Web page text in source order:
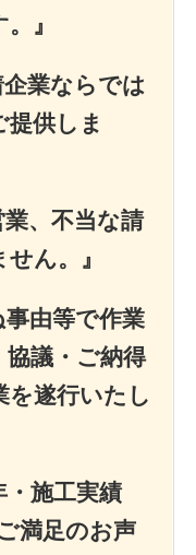
』
業ならでは
供しま
、不当な請
ん。』
由等で作業
議・ご納得
を遂行いたし
施工実績
満足のお声